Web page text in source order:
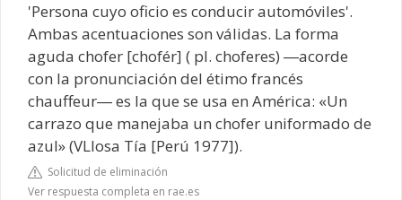
'Persona cuyo oficio es conducir automóviles'.
Ambas acentuaciones son válidas. La forma
aguda chofer [chofér] ( pl. choferes) ―acorde
con la pronunciación del étimo francés
chauffeur― es la que se usa en América: «Un
carrazo que manejaba un chofer uniformado de
azul» (VLlosa Tía [Perú 1977]).
Solicitud de eliminación
Ver respuesta completa en rae.es